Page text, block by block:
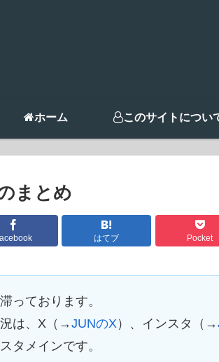
ホーム このサイトについ
まとめ
はてブ Pocket
っております。
は、X（→JUNのX ）、インスタ（→
タメインです。